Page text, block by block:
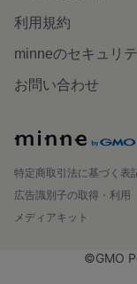
利用規約
minneのセキュリ
お問い合わせ
特定商取引法に基づく表
広告識別子の取得・利用
メディアキット
©GMO